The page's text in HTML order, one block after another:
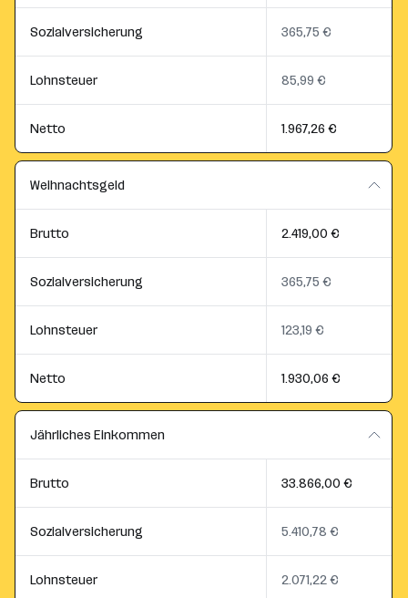
Sozialversicherung 365,75 €
Lohnsteuer 85,99 €
Netto 1.967,26 €
Weihnachtsgeld
Brutto 2.419,00 €
Sozialversicherung 365,75 €
Lohnsteuer 123,19 €
Netto 1.930,06 €
Jährliches Einkommen
Brutto 33.866,00 €
Sozialversicherung 5.410,78 €
Lohnsteuer 2.071,22 €